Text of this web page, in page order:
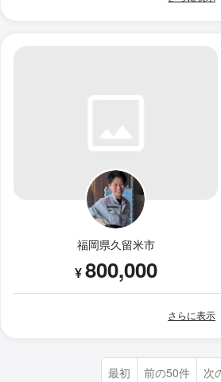
福岡県久留米市
¥800,000
さらに表示
最初 前の50件 次